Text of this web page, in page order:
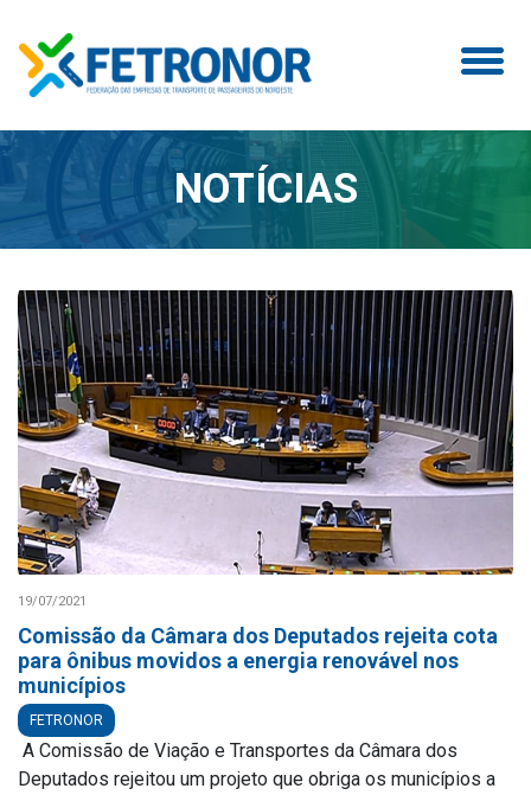
NOTÍCIAS
19/07/2021
Comissão da Câmara dos Deputados rejeita cota
para ônibus movidos a energia renovável nos
municípios
FETRONOR
A Comissão de Viação e Transportes da Câmara dos
Deputados rejeitou um projeto que obriga os municípios a